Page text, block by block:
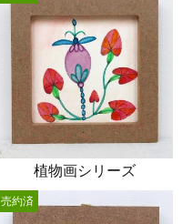
植物画シリーズ
売約済